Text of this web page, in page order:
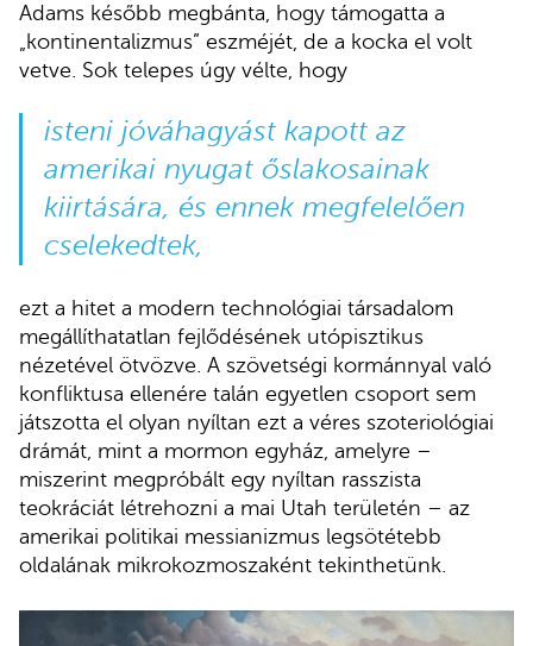
Adams később megbánta, hogy támogatta a
„kontinentalizmus” eszméjét, de a kocka el volt
vetve. Sok telepes úgy vélte, hogy
isteni jóváhagyást kapott az
amerikai nyugat őslakosainak
kiirtására, és ennek megfelelően
cselekedtek,
ezt a hitet a modern technológiai társadalom
megállíthatatlan fejlődésének utópisztikus
nézetével ötvözve. A szövetségi kormánnyal való
konfliktusa ellenére talán egyetlen csoport sem
játszotta el olyan nyíltan ezt a véres szoteriológiai
drámát, mint a mormon egyház, amelyre –
miszerint megpróbált egy nyíltan rasszista
teokráciát létrehozni a mai Utah területén – az
amerikai politikai messianizmus legsötétebb
oldalának mikrokozmoszaként tekinthetünk.